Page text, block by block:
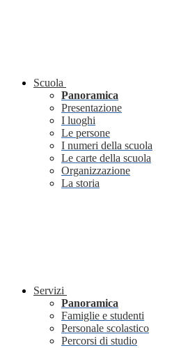
Scuola
Panoramica
Presentazione
I luoghi
Le persone
I numeri della scuola
Le carte della scuola
Organizzazione
La storia
Servizi
Panoramica
Famiglie e studenti
Personale scolastico
Percorsi di studio